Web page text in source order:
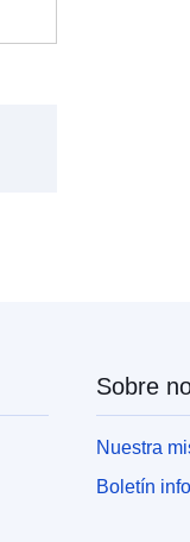
Sobre
Nuestra
Boletín